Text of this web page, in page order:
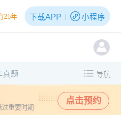
25年 下载APP 小程序
真题 导航
重要时期
点击预约